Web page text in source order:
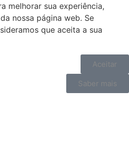
melhorar sua experiência,
nossa página web. Se
que aceita a sua
Aceitar
Saber mais